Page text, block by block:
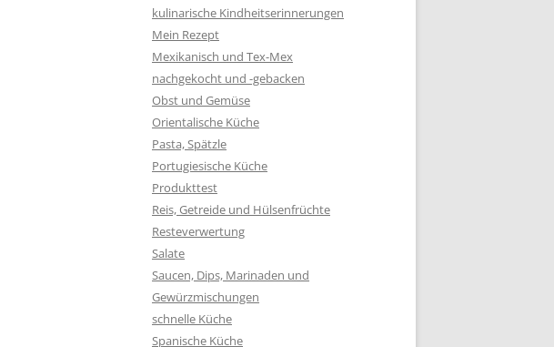
kulinarische Kindheitserinnerungen
Mein Rezept
Mexikanisch und Tex-Mex
nachgekocht und -gebacken
Obst und Gemüse
Orientalische Küche
Pasta, Spätzle
Portugiesische Küche
Produkttest
Reis, Getreide und Hülsenfrüchte
Resteverwertung
Salate
Saucen, Dips, Marinaden und
Gewürzmischungen
schnelle Küche
Spanische Küche